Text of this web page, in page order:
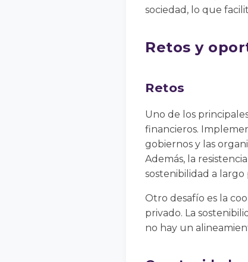
sociedad, lo que
Retos y
Retos
Uno de los
financieros.
gobiernos y las
Además, la
sostenibilidad a
Otro desafío es la
privado. La
no hay un